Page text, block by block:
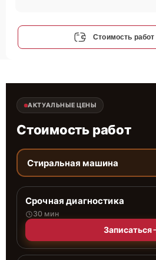
Стоимость работ
АКТУАЛЬНЫЕ ЦЕНЫ
Стоимость работ
Стиральная машина
Срочная диагностика
30 мин
Записаться